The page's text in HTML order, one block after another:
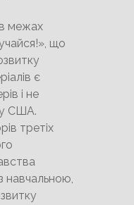
межах
що
є
і не
США.
третіх
навчальною,